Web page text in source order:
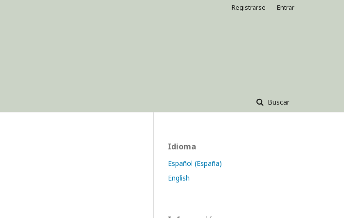
Buscar
Registrarse Entrar
Idioma
Español (España)
English